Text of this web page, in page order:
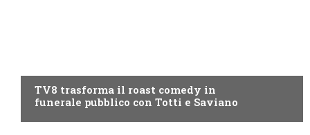
TV8 trasforma il roast comedy in
funerale pubblico con Totti e Saviano